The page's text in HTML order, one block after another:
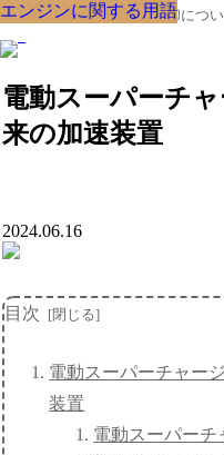
クルマの大辞典、購入･売却につい
電動スーパーチ
来の加速装置
エンジンに関する用語
2024.06.16
目次
電動スーパーチャー
装置
電動スーパーチ
エンジンに関する用語
エンジンに関する用語
エンジンに関する用語
エンジンに関する用語
エンジンに関する用語
エンジンに関する用語
エンジンに関する用語
エンジンに関する用語